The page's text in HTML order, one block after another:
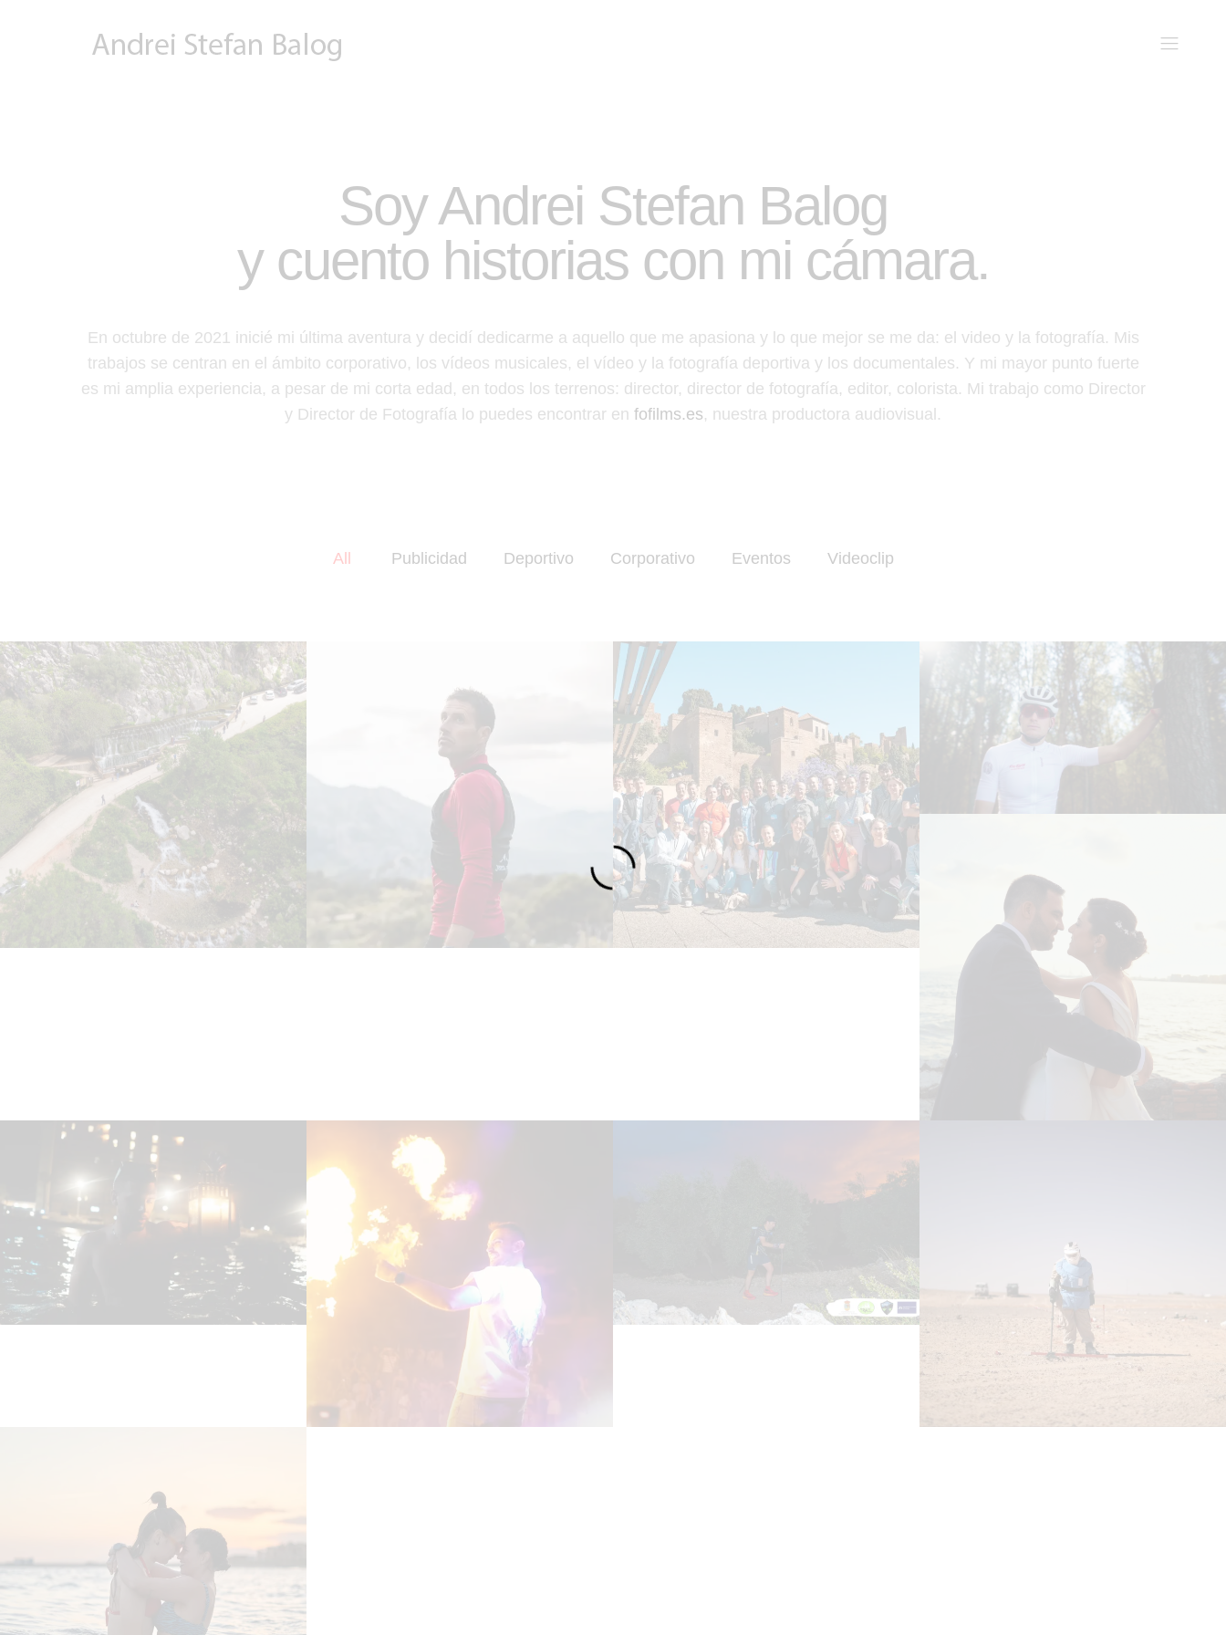
Soy Andrei Stefan Balog
y cuento historias con mi cámara.
En octubre de 2021 inicié mi última aventura y decidí dedicarme a aquello que me apasiona y lo que mejor se me da: el video y la fotografía. Mis
trabajos se centran en el ámbito corporativo, los vídeos musicales, el vídeo y la fotografía deportiva y los documentales. Y mi mayor punto fuerte
es mi amplia experiencia, a pesar de mi corta edad, en todos los terrenos: director, director de fotografía, editor, colorista. Mi trabajo como Director
y Director de Fotografía lo puedes encontrar en fofilms.es, nuestra productora audiovisual.
All Publicidad Deportivo Corporativo Eventos Videoclip
Preferencias de cookies
Política de Cookies
Política de privacidad